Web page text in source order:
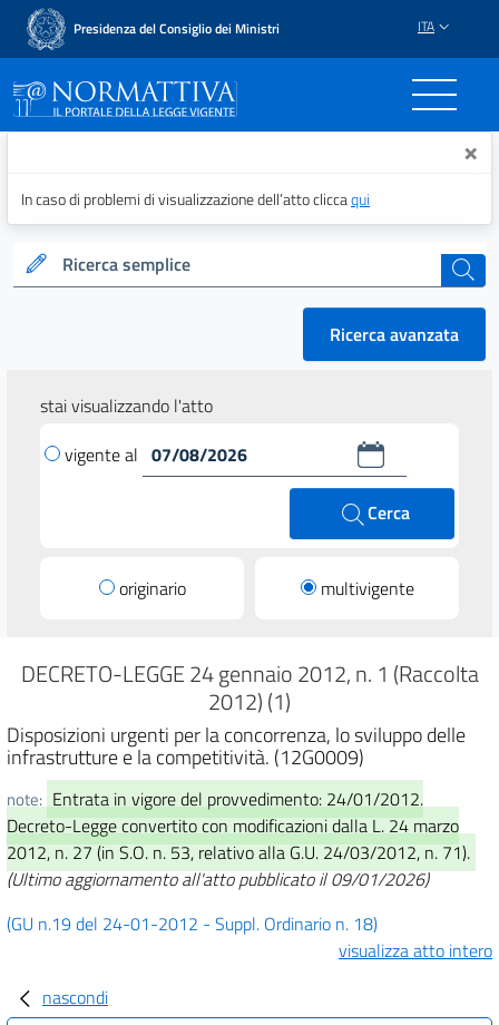
Presidenza del Consiglio dei Ministri ITA
Normattiva - Il portale ×
In caso di problemi di visualizzazione dell’atto cliccaqui
Ricerca semplice cerca
Ricerca avanzata
stai visualizzando l'atto
vigente al
Cerca
originario multivigente
DECRETO-LEGGE 24 gennaio 2012, n. 1 (Raccolta
2012) (1)
Disposizioni urgenti per la concorrenza, lo sviluppo delle
infrastrutture e la competitività. (12G0009)
note: Entrata in vigore del provvedimento: 24/01/2012.
Decreto-Legge convertito con modificazioni dalla L. 24 marzo
2012, n. 27 (in S.O. n. 53, relativo alla G.U. 24/03/2012, n. 71).
(Ultimo aggiornamento all'atto pubblicato il 09/01/2026)
(GU n.19 del 24-01-2012 - Suppl. Ordinario n. 18)
visualizza atto intero
nascondi